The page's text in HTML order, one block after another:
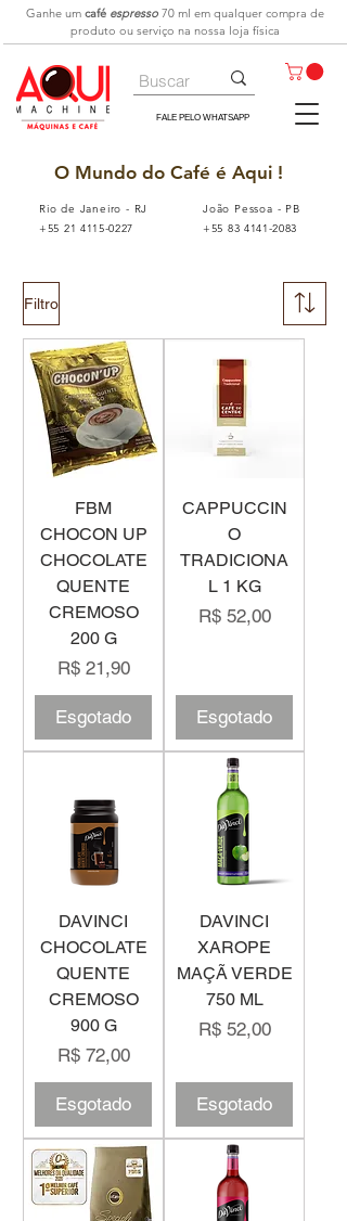
Rio de Janeiro - RJ
O Mundo do Café é Aqui !
+55 83 4141-2083
Ganhe um caféespresso70 ml em qualquer compra de
produto ou serviço na nossa loja física
FALE PELO WHATSAPP
+55 21 4115-0227
João Pessoa - PB
Filtro
FBM
CHOCON UP
CHOCOLATE
QUENTE
CREMOSO
200 G
Preço
R$ 21,90
Esgotado
CAPPUCCIN
O
TRADICIONA
L 1 KG
Preço
R$ 52,00
Esgotado
DAVINCI
CHOCOLATE
QUENTE
CREMOSO
900 G
Preço
R$ 72,00
Esgotado
DAVINCI
XAROPE
MAÇÃ VERDE
750 ML
Preço
R$ 52,00
Esgotado